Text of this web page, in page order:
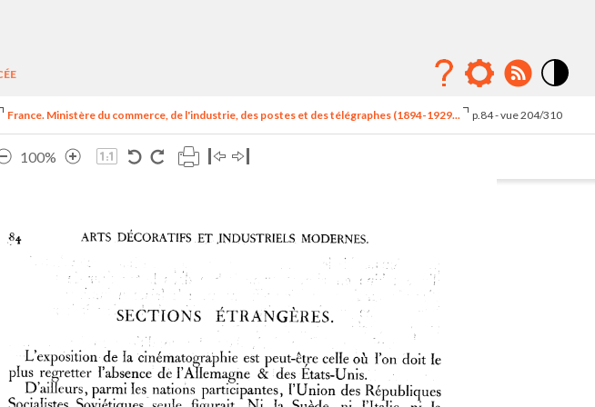
élévé
France. Ministère du commerce, de l'industrie, des postes et des télégraphes (1894-1929... p.84 - vue 204/310
100%